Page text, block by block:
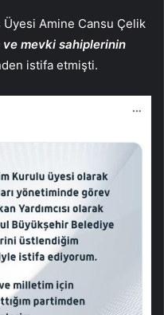
Amine Cansu Çelik
ve mevki sahiplerinin
istifa etmişti.